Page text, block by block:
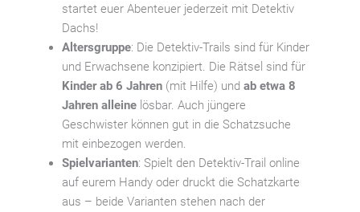
startet euer Abenteuer jederzeit mit Detektiv
Dachs!
Altersgruppe: Die Detektiv-Trails sind für Kinder
und Erwachsene konzipiert. Die Rätsel sind für
Kinderab 6 Jahren (mit Hilfe) und abetwa 8
Jahren alleinelösbar. Auch jüngere
Geschwister können gut in die Schatzsuche
mit einbezogen werden.
Spielvarianten: Spielt den Detektiv-Trail online
auf eurem Handy oder druckt die Schatzkarte
aus – beide Varianten stehen nach der